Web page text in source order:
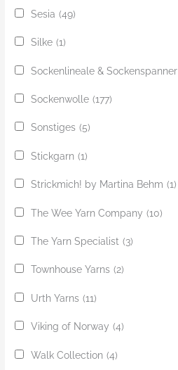
Sesia (49)
Silke (1)
Sockenlineale & Sockenspanner
Sockenwolle (177)
Sonstiges (5)
Stickgarn (1)
Strickmich! by Martina Behm (1)
The Wee Yarn Company (10)
The Yarn Specialist (3)
Townhouse Yarns (2)
Urth Yarns (11)
Viking of Norway (4)
Walk Collection (4)